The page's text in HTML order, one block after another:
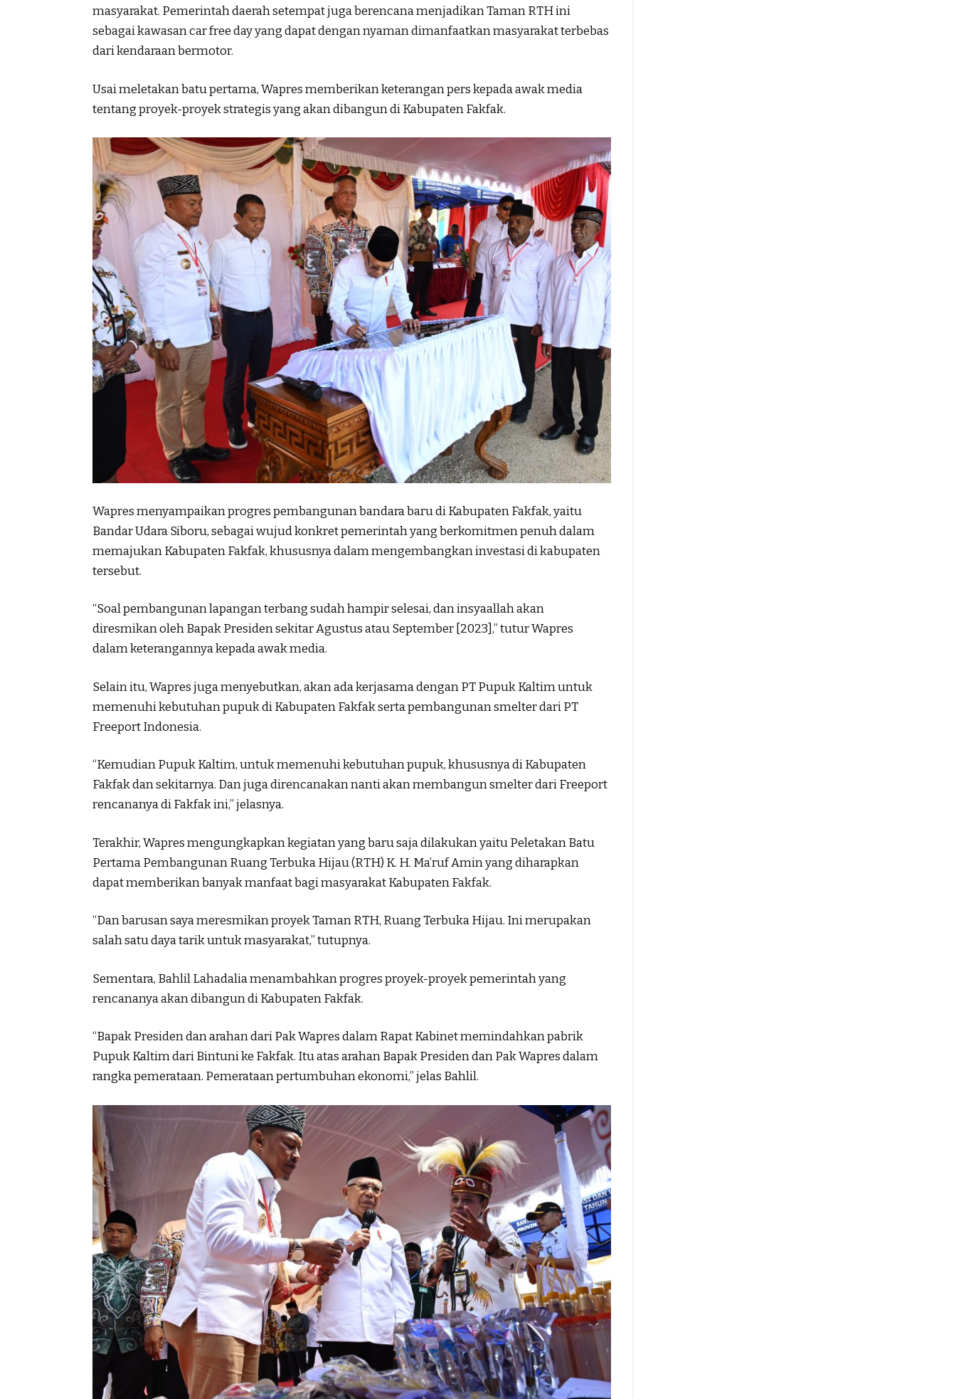
masyarakat. Pemerintah daerah setempat juga berencana menjadikan Taman RTH ini
sebagai kawasan car free day yang dapat dengan nyaman dimanfaatkan masyarakat terbebas
dari kendaraan bermotor.
Usai meletakan batu pertama, Wapres memberikan keterangan pers kepada awak media
tentang proyek-proyek strategis yang akan dibangun di Kabupaten Fakfak.
Wapres menyampaikan progres pembangunan bandara baru di Kabupaten Fakfak, yaitu
Bandar Udara Siboru, sebagai wujud konkret pemerintah yang berkomitmen penuh dalam
memajukan Kabupaten Fakfak, khususnya dalam mengembangkan investasi di kabupaten
tersebut.
“Soal pembangunan lapangan terbang sudah hampir selesai, dan insyaallah akan
diresmikan oleh Bapak Presiden sekitar Agustus atau September [2023],” tutur Wapres
dalam keterangannya kepada awak media.
Selain itu, Wapres juga menyebutkan, akan ada kerjasama dengan PT Pupuk Kaltim untuk
memenuhi kebutuhan pupuk di Kabupaten Fakfak serta pembangunan smelter dari PT
Freeport Indonesia.
“Kemudian Pupuk Kaltim, untuk memenuhi kebutuhan pupuk, khususnya di Kabupaten
Fakfak dan sekitarnya. Dan juga direncanakan nanti akan membangun smelter dari Freeport
rencananya di Fakfak ini,” jelasnya.
Terakhir, Wapres mengungkapkan kegiatan yang baru saja dilakukan yaitu Peletakan Batu
Pertama Pembangunan Ruang Terbuka Hijau (RTH) K. H. Ma’ruf Amin yang diharapkan
dapat memberikan banyak manfaat bagi masyarakat Kabupaten Fakfak.
“Dan barusan saya meresmikan proyek Taman RTH, Ruang Terbuka Hijau. Ini merupakan
salah satu daya tarik untuk masyarakat,” tutupnya.
Sementara, Bahlil Lahadalia menambahkan progres proyek-proyek pemerintah yang
rencananya akan dibangun di Kabupaten Fakfak.
“Bapak Presiden dan arahan dari Pak Wapres dalam Rapat Kabinet memindahkan pabrik
Pupuk Kaltim dari Bintuni ke Fakfak. Itu atas arahan Bapak Presiden dan Pak Wapres dalam
rangka pemerataan. Pemerataan pertumbuhan ekonomi,” jelas Bahlil.